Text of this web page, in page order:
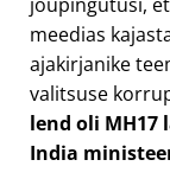
meedias
ajakirjanike
valitsuse
lend oli
India